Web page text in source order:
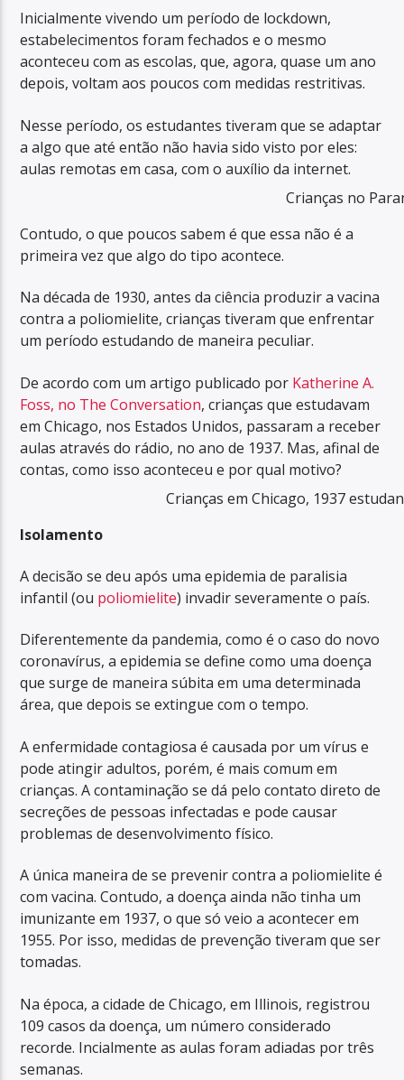
Inicialmente vivendo um período de lockdown,
estabelecimentos foram fechados e o mesmo
aconteceu com as escolas, que, agora, quase um ano
depois, voltam aos poucos com medidas restritivas.
Nesse período, os estudantes tiveram que se adaptar
a algo que até então não havia sido visto por eles:
aulas remotas em casa, com o auxílio da internet.
Crianças no
Contudo, o que poucos sabem é que essa não é a
primeira vez que algo do tipo acontece.
Na década de 1930, antes da ciência produzir a vacina
contra a poliomielite, crianças tiveram que enfrentar
um período estudando de maneira peculiar.
De acordo com um artigo publicado por Katherine A.
Foss, no The Conversation, crianças que estudavam
em Chicago, nos Estados Unidos, passaram a receber
aulas através do rádio, no ano de 1937. Mas, afinal de
contas, como isso aconteceu e por qual motivo?
Crianças em Chicago, 1937
Isolamento
A decisão se deu após uma epidemia de paralisia
infantil (ou poliomielite) invadir severamente o país.
Diferentemente da pandemia, como é o caso do novo
coronavírus, a epidemia se define como uma doença
que surge de maneira súbita em uma determinada
área, que depois se extingue com o tempo.
A enfermidade contagiosa é causada por um vírus e
pode atingir adultos, porém, é mais comum em
crianças. A contaminação se dá pelo contato direto de
secreções de pessoas infectadas e pode causar
problemas de desenvolvimento físico.
A única maneira de se prevenir contra a poliomielite é
com vacina. Contudo, a doença ainda não tinha um
imunizante em 1937, o que só veio a acontecer em
1955. Por isso, medidas de prevenção tiveram que ser
tomadas.
Na época, a cidade de Chicago, em Illinois, registrou
109 casos da doença, um número considerado
recorde. Incialmente as aulas foram adiadas por três
semanas.